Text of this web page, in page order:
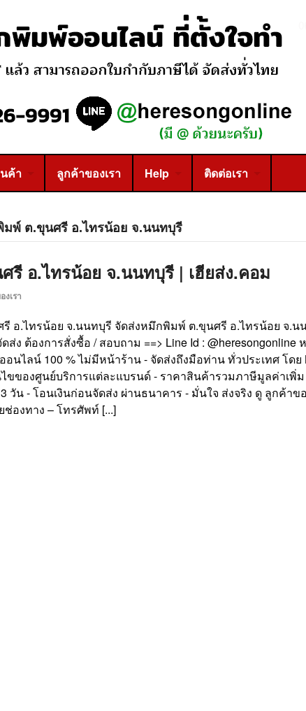
ค้า ลูกค้าของเรา Help ติดต่อเรา
มพ์ ต.ขุนศรี อ.ไทรน้อย จ.นนทบุรี
อ.ไทรน้อย จ.นนทบุรี | เฮียส่ง.คอม
งเรา
อ.ไทรน้อย จ.นนทบุรี จัดส่งหมึกพิมพ์ ต.ขุนศรี อ.ไทรน้อย จ.นน
ง ต้องการสั่งซื้อ / สอบถาม ==> Line Id : @heresongonline
นไลน์ 100 % ไม่มีหน้าร้าน - จัดส่งถึงมือท่าน ทั่วประเทศ โดย
ขของศูนย์บริการแต่ละแบรนด์ - ราคาสินค้ารวมภาษีมูลค่าเพิ่
วัน - โอนเงินก่อนจัดส่ง ผ่านธนาคาร - มั่นใจ ส่งจริง ดู ลูกค้าข
องทาง – โทรศัพท์ [...]